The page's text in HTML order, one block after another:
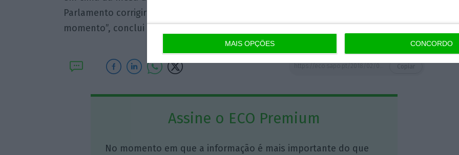
MAIS OPÇÕES CONCORDO
Parlamento corrigir esse ponto que o Tribunal Constitucional veio levantar nesse
momento”, conclui Medina.
Assine o ECO Premium
No momento em que a informação é mais importante do que